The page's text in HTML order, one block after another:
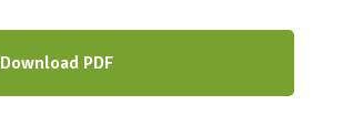
Download PDF